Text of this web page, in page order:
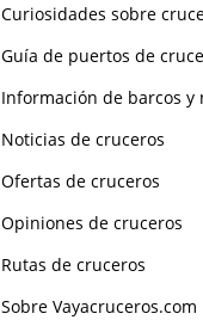
Curiosidades sobre
Guía de puertos de
Información de barcos y
Noticias de cruceros
Ofertas de cruceros
Opiniones de cruceros
Rutas de cruceros
Sobre Vayacruceros.com